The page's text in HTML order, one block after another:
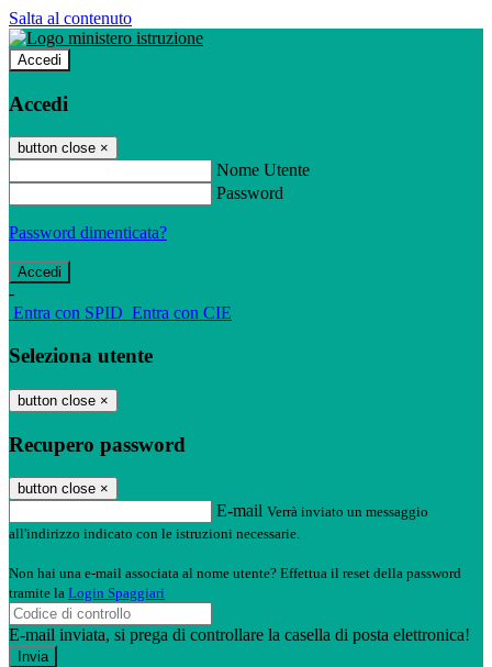
Salta al contenuto
Accedi
Accedi
button close ×
Nome Utente
Password
Password dimenticata?
-
Entra con SPID Entra con CIE
Seleziona utente
button close ×
Recupero password
button close ×
E-mail Verrà inviato un messaggio
all'indirizzo indicato con le istruzioni necessarie.
Non hai una e-mail associata al nome utente? Effettua il reset della password
tramite la Login Spaggiari
E-mail inviata, si prega di controllare la casella di posta elettronica!